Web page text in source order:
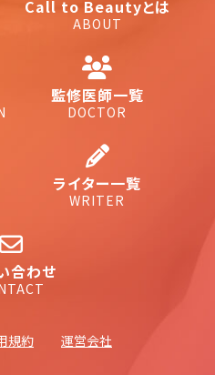
Call to Beautyとは
ABOUT
監修医師一覧
DOCTOR
ライター一覧
WRITER
合わせ
規約
運営会社